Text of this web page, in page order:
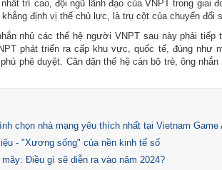
trí cao, đội ngũ lãnh đạo của VNPT trong giai
định vị thế chủ lực, là trụ cột của chuyển đổi
nhủ các thế hệ người VNPT sau này phải
phát triển ra cấp khu vực, quốc tế, đúng như
phê duyệt. Căn dặn thế hệ cán bộ trẻ, ông
chọn nhà mạng yêu thích nhất tại Vietnam Game
- "Xương sống" của nền kinh tế số
Điều gì sẽ diễn ra vào năm 2024?